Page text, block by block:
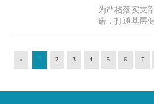
为严格落实支
诺，打通基层
26日，滦州市
« 1 2 3 4 5 6 7